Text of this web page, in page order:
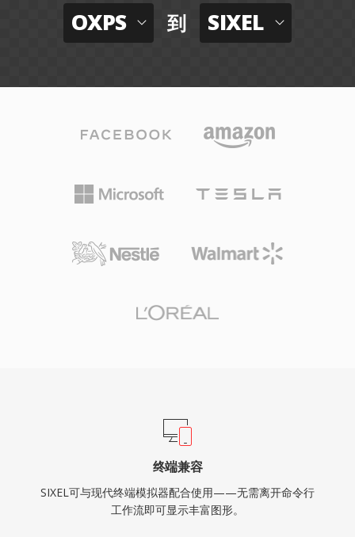
OXPS 到 SIXEL
终端兼容
SIXEL可与现代终端模拟器配合使用——无需离开命令行
工作流即可显示丰富图形。